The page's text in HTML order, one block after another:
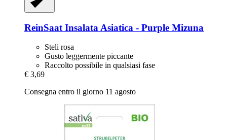
ReinSaat Insalata Asiatica -​ Purple Mizuna
Steli rosa
Gusto leggermente piccante
Raccolto possibile in qualsiasi fase
€ 3,69
Consegna entro il giorno 11 agosto